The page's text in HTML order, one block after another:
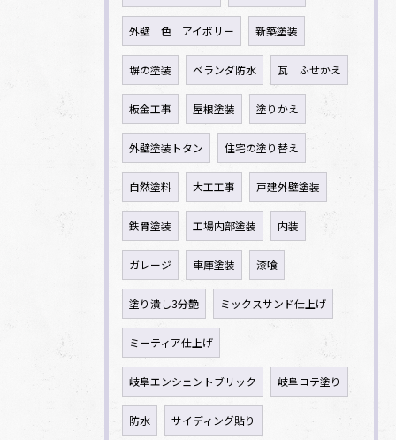
外壁 色 アイボリー 新築塗装
塀の塗装 ベランダ防水 瓦 ふせかえ
板金工事 屋根塗装 塗りかえ
外壁塗装トタン 住宅の塗り替え
自然塗料 大工工事 戸建外壁塗装
鉄骨塗装 工場内部塗装 内装
ガレージ 車庫塗装 漆喰
塗り潰し3分艶 ミックスサンド仕上げ
ミーティア仕上げ
岐阜エンシェントブリック 岐阜コテ塗り
防水 サイディング貼り